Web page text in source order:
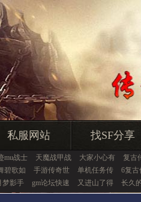
私服网站 找SF分享
mu战士 天魔战甲战 大家小心有 复古
碧歌如 手游传奇世 单机任务传 6复古
梦影手 gm论坛快速 又进山了得 长久